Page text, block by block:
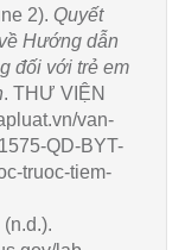
2). Quyết
Hướng dẫn
đối với trẻ em
. THƯ VIỆN
van-
QD-BYT-
truoc-tiem-
(n.d.).